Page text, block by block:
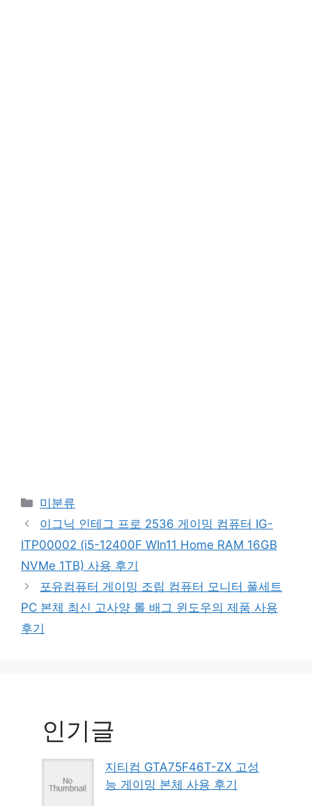
Categories
미분류
이그닉 인테그 프로 2536 게이밍 컴퓨터 IG-
ITP00002 (i5-12400F WIn11 Home RAM 16GB
NVMe 1TB) 사용 후기
포유컴퓨터 게이밍 조립 컴퓨터 모니터 풀세트
PC 본체 최신 고사양 롤 배그 윈도우의 제품 사용
후기
인기글
지티컴 GTA75F46T-ZX 고성
능 게이밍 본체 사용 후기